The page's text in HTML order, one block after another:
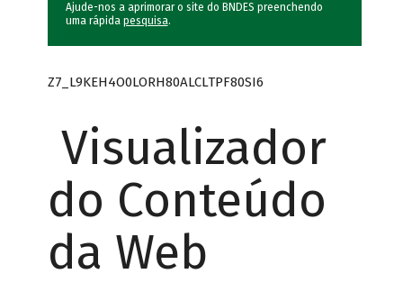
Ajude-nos a aprimorar o site do BNDES preenchendo
uma rápida pesquisa.
Z7_L9KEH4O0LORH80ALCLTPF80SI6
Visualizador
do Conteúdo
da Web